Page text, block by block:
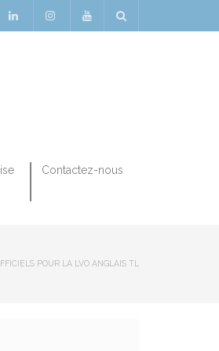
Contactez-nous
POUR LA LVO ANGLAIS TL